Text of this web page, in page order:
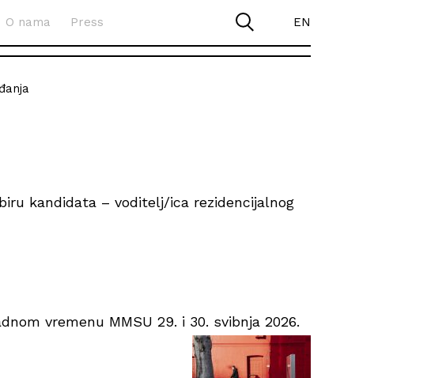
O nama Press EN
kandidata – voditelj/ica rezidencijalnog
vremenu MMSU 29. i 30. svibnja 2026.